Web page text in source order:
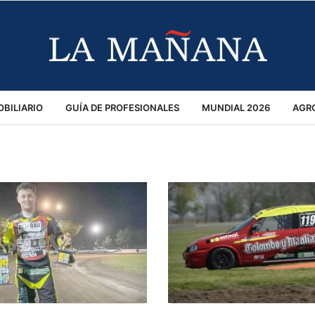
GUÍA DE PROFESIONALES MUNDIAL 2026